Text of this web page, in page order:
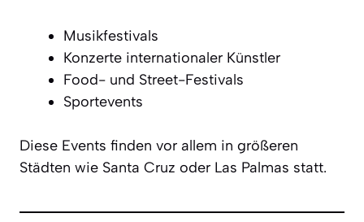
Musikfestivals
Konzerte internationaler Künstler
Food- und Street-Festivals
Sportevents
Diese Events finden vor allem in größeren
Städten wie Santa Cruz oder Las Palmas statt.